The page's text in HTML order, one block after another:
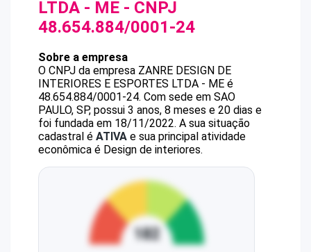
LTDA - ME - CNPJ
48.654.884/0001-24
Sobre a empresa
O CNPJ da empresa ZANRE DESIGN DE
INTERIORES E ESPORTES LTDA - ME é
48.654.884/0001-24. Com sede em SAO
PAULO, SP, possui 3 anos, 8 meses e 20 dias e
foi fundada em 18/11/2022. A sua situação
cadastral é ATIVA e sua principal atividade
econômica é Design de interiores.